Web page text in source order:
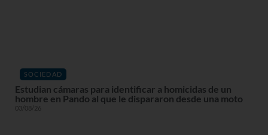
SOCIEDAD
Estudian cámaras para identificar a homicidas de un
hombre en Pando al que le dispararon desde una moto
03/08/26